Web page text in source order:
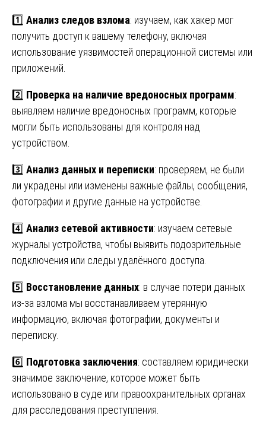
1️⃣ Анализ следов взлома: изучаем, как хакер мог
получить доступ к вашему телефону, включая
использование уязвимостей операционной системы или
приложений.
2️⃣ Проверка на наличие вредоносных программ:
выявляем наличие вредоносных программ, которые
могли быть использованы для контроля над
устройством.
3️⃣ Анализ данных и переписки: проверяем, не были
ли украдены или изменены важные файлы, сообщения,
фотографии и другие данные на устройстве.
4️⃣ Анализ сетевой активности: изучаем сетевые
журналы устройства, чтобы выявить подозрительные
подключения или следы удалённого доступа.
5️⃣ Восстановление данных: в случае потери данных
из-за взлома мы восстанавливаем утерянную
информацию, включая фотографии, документы и
переписку.
6️⃣ Подготовка заключения: составляем юридически
значимое заключение, которое может быть
использовано в суде или правоохранительных органах
для расследования преступления.